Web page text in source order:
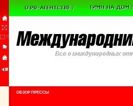
ОБЗОР ПРЕССЫ